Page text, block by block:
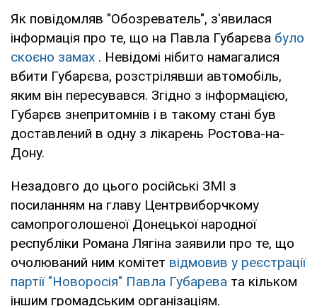
Як повідомляв "Обозреватель", з'явилася
інформація про те, що на Павла Губарєва було
скоєно замах . Невідомі нібито намагалися
вбити Губарєва, розстрілявши автомобіль,
яким він пересувався. Згідно з інформацією,
Губарєв знепритомнів і в такому стані був
доставлений в одну з лікарень Ростова-на-
Дону.
Незадовго до цього російські ЗМІ з
посиланням на главу Центрвиборчкому
самопроголошеної Донецької народної
республіки Романа Лягіна заявили про те, що
очолюваний ним комітет відмовив у реєстрації
партії "Новоросія" Павла Губарева та кільком
іншим громадським організаціям.